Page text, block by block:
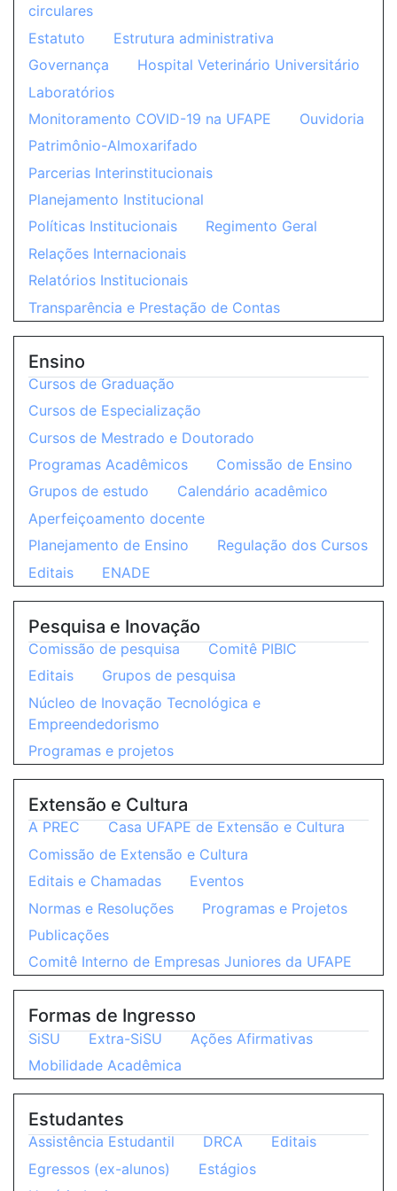
circulares
Estatuto
Estrutura administrativa
Governança
Hospital Veterinário Universitário
Laboratórios
Monitoramento COVID-19 na UFAPE
Ouvidoria
Patrimônio-Almoxarifado
Parcerias Interinstitucionais
Planejamento Institucional
Políticas Institucionais
Regimento Geral
Relações Internacionais
Relatórios Institucionais
Transparência e Prestação de Contas
Ensino
Cursos de Graduação
Cursos de Especialização
Cursos de Mestrado e Doutorado
Programas Acadêmicos
Comissão de Ensino
Grupos de estudo
Calendário acadêmico
Aperfeiçoamento docente
Planejamento de Ensino
Regulação dos Cursos
Editais
ENADE
Pesquisa e Inovação
Comissão de pesquisa
Comitê PIBIC
Editais
Grupos de pesquisa
Núcleo de Inovação Tecnológica e
Empreendedorismo
Programas e projetos
Extensão e Cultura
A PREC
Casa UFAPE de Extensão e Cultura
Comissão de Extensão e Cultura
Editais e Chamadas
Eventos
Normas e Resoluções
Programas e Projetos
Publicações
Comitê Interno de Empresas Juniores da UFAPE
Formas de Ingresso
SiSU Extra-SiSU
Ações Afirmativas
Mobilidade Acadêmica
Estudantes
Assistência Estudantil DRCA
Editais
Egressos (ex-alunos)
Estágios